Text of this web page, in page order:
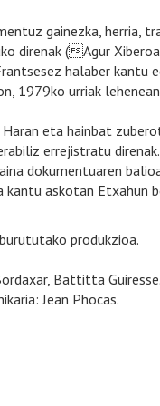
gainezka, herria,
direnak (Agur
halaber kantu
1979ko urriak
eta hainbat
errejistratu
dokumentuaren
askotan Etxahun
produkzioa.
Battitta Guiresse.
Jean Phocas.